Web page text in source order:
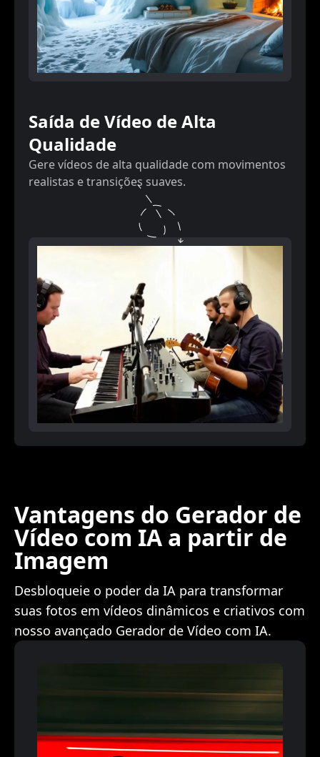
Saída de Vídeo de Alta
Qualidade
Gere vídeos de alta qualidade com movimentos
realistas e transições suaves.
Vantagens do Gerador de
Vídeo com IA a partir de
Imagem
Desbloqueie o poder da IA para transformar
suas fotos em vídeos dinâmicos e criativos com
nosso avançado Gerador de Vídeo com IA.